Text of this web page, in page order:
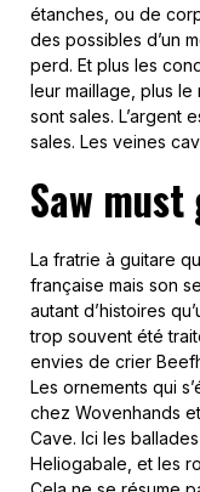
étanches, ou de
des possibles d’un
perd. Et plus les
leur maillage, plus le
sont sales. L’argent
sales. Les veines
Saw
La fratrie à guitare
française mais son
autant d’histoires
trop souvent été
envies de crier
Les ornements qui
chez Wovenhands
Cave. Ici les
Heliogabale, et les